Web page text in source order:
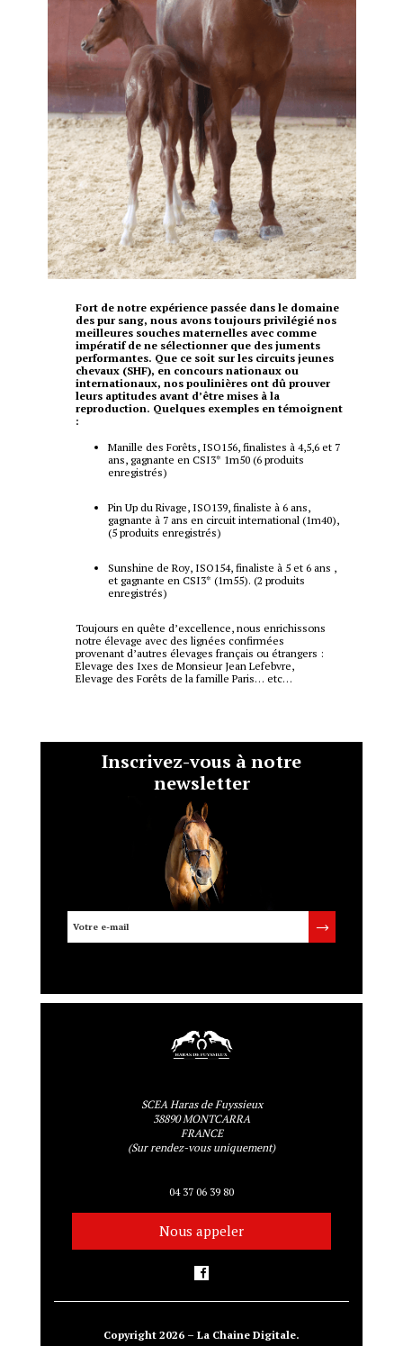
Fort de notre expérience passée dans le domaine
des pur sang, nous avons toujours privilégié nos
meilleures souches maternelles avec comme
impératif de ne sélectionner que des juments
performantes. Que ce soit sur les circuits jeunes
chevaux (SHF), en concours nationaux ou
internationaux, nos poulinières ont dû prouver
leurs aptitudes avant d’être mises à la
reproduction. Quelques exemples en témoignent
:
Manille des Forêts, ISO156, finalistes à 4,5,6 et 7
ans, gagnante en CSI3* 1m50 (6 produits
enregistrés)
Pin Up du Rivage, ISO139, finaliste à 6 ans,
gagnante à 7 ans en circuit international (1m40),
(5 produits enregistrés)
Sunshine de Roy, ISO154, finaliste à 5 et 6 ans ,
et gagnante en CSI3* (1m55). (2 produits
enregistrés)
Toujours en quête d’excellence, nous enrichissons
notre élevage avec des lignées confirmées
provenant d’autres élevages français ou étrangers :
Elevage des Ixes de Monsieur Jean Lefebvre,
Elevage des Forêts de la famille Paris… etc…
Inscrivez-vous à notre
newsletter
SCEA Haras de Fuyssieux
38890 MONTCARRA
FRANCE
(Sur rendez-vous uniquement)
04 37 06 39 80
Nous appeler
Copyright 2026 – La Chaine Digitale.